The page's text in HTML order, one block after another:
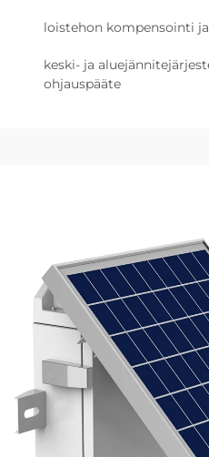
loistehon kompensointi
keski- ja
ohjauspääte